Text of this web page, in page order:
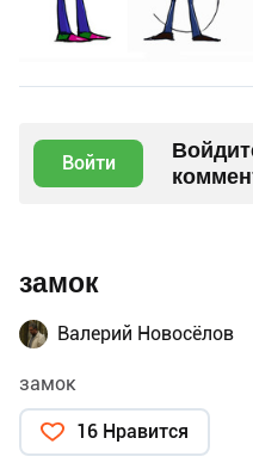
Войти
замок
Валерий Новосёлов
замок
16 Нравится